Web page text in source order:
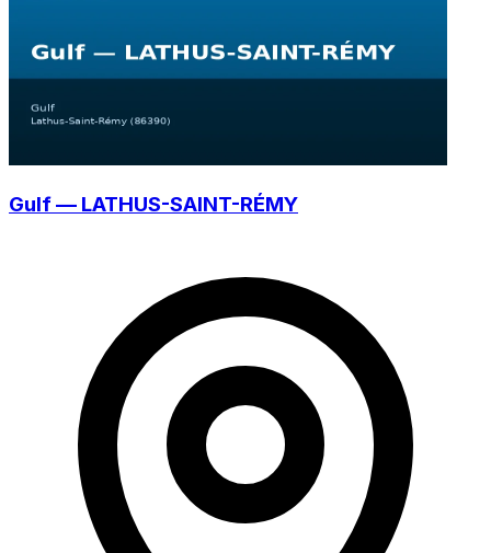
Gulf — LATHUS-SAINT-RÉMY